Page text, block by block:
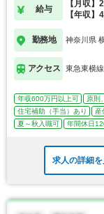
給与
【月収
【年収
勤務地 神奈川県
アクセス 東急東横
年収600万円以上可 原則
住宅補助（手当）あり
産
夏～秋入職可
年間休日
求人の詳細を